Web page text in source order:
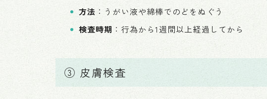
方法 ：うがい液や綿棒でのどをぬぐう
検査時期 ：行為から1週間以上経過してから
③ 皮膚検査